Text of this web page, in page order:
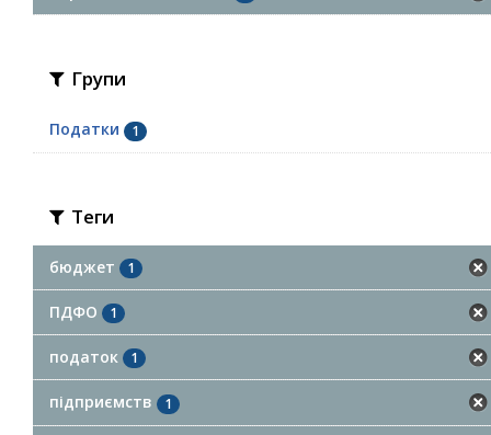
Групи
Податки 1
Теги
бюджет 1
ПДФО 1
податок 1
підприємств 1